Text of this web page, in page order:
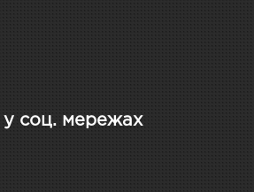
у соц. мережах